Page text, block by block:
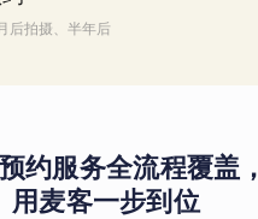
后拍摄、半年后
约服务全流程覆盖，
用麦客一步到位